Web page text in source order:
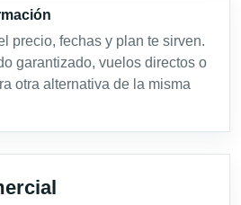
precio, fechas y plan te sirven.
garantizado, vuelos directos o
otra alternativa de la misma